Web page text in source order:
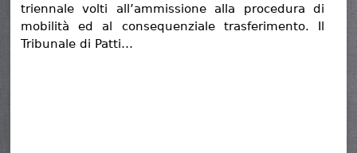
triennale volti all’ammissione alla procedura di
mobilità ed al consequenziale trasferimento. Il
Tribunale di Patti…